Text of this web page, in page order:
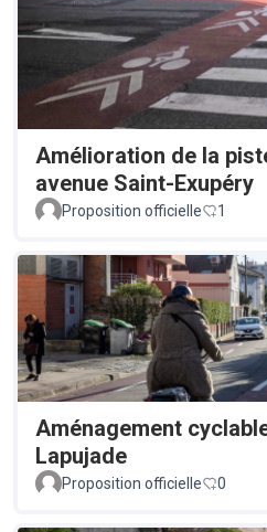
Amélioration de la
avenue Saint-Exupéry
Proposition officielle 1
Aménagement
Lapujade
Proposition officielle 0